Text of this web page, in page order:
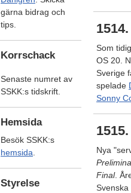
gärna bidrag och
tips.
Korrschack
Senaste numret av
SSKK:s tidskrift.
Hemsida
Besök SSKK:s
hemsida
Styrelse
Som
OS 20.
Sverige
spelade
Sonny
Nya
Final.